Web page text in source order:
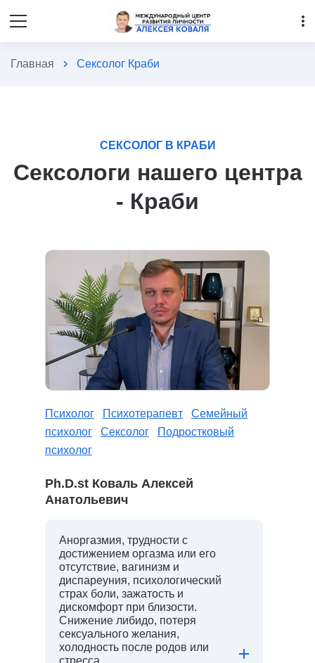
more_vert
Главная chevron_right Сексолог Краби
СЕКСОЛОГ В КРАБИ
Сексологи нашего центра
- Краби
Психолог Психотерапевт
Семейный
психолог
Сексолог
Подростковый
психолог
Ph.D.st Коваль Алексей
Анатольевич
Аноргазмия, трудности с
достижением оргазма или его
отсутствие, вагинизм и
диспареуния, психологический
страх боли, зажатость и
дискомфорт при близости.
Снижение либидо, потеря
сексуального желания,
холодность после родов или
стресса.